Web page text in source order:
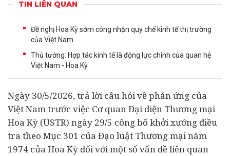
TIN LIÊN QUAN
Đề nghị Hoa Kỳ sớm công nhận quy chế kinh tế thị trường
của Việt Nam
Thủ tướng: Hợp tác kinh tế là động lực chính của quan hệ
Việt Nam - Hoa Kỳ
Ngày 30/5/2026, trả lời câu hỏi về phản ứng của
Việt Nam trước việc Cơ quan Đại diện Thương mại
Hoa Kỳ (USTR) ngày 29/5 công bố khởi xướng điều
tra theo Mục 301 của Đạo luật Thương mại năm
1974 của Hoa Kỳ đối với một số vấn đề liên quan